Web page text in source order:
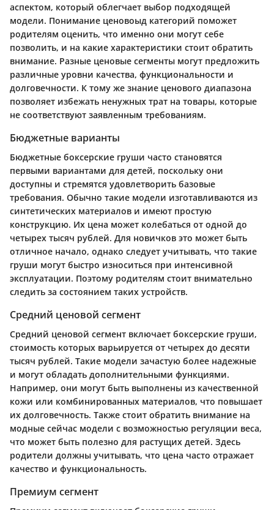
аспектом, который облегчает выбор подходящей
модели. Понимание ценовоыд категорий поможет
родителям оценить, что именно они могут себе
позволить, и на какие характеристики стоит обратить
внимание. Разные ценовые сегменты могут предложить
различные уровни качества, функциональности и
долговечности. К тому же знание ценового диапазона
позволяет избежать ненужных трат на товары, которые
не соответствуют заявленным требованиям.
Бюджетные варианты
Бюджетные боксерские груши часто становятся
первыми вариантами для детей, поскольку они
доступны и стремятся удовлетворить базовые
требования. Обычно такие модели изготавливаются из
синтетических материалов и имеют простую
конструкцию. Их цена может колебаться от одной до
четырех тысяч рублей. Для новичков это может быть
отличное начало, однако следует учитывать, что такие
груши могут быстро износиться при интенсивной
эксплуатации. Поэтому родителям стоит внимательно
следить за состоянием таких устройств.
Средний ценовой сегмент
Средний ценовой сегмент включает боксерские груши,
стоимость которых варьируется от четырех до десяти
тысяч рублей. Такие модели зачастую более надежные
и могут обладать дополнительными функциями.
Например, они могут быть выполнены из качественной
кожи или комбинированных материалов, что повышает
их долговечность. Также стоит обратить внимание на
модные сейчас модели с возможностью регуляции веса,
что может быть полезно для растущих детей. Здесь
родители должны учитывать, что цена часто отражает
качество и функциональность.
Премиум сегмент